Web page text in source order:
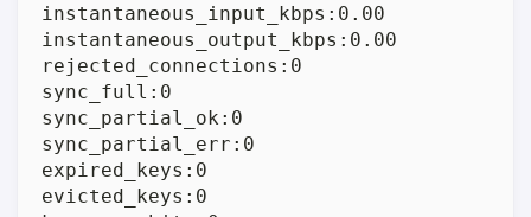
instantaneous_input_kbps:0.00
instantaneous_output_kbps:0.00
rejected_connections:0
sync_full:0
sync_partial_ok:0
sync_partial_err:0
expired_keys:0
evicted_keys:0